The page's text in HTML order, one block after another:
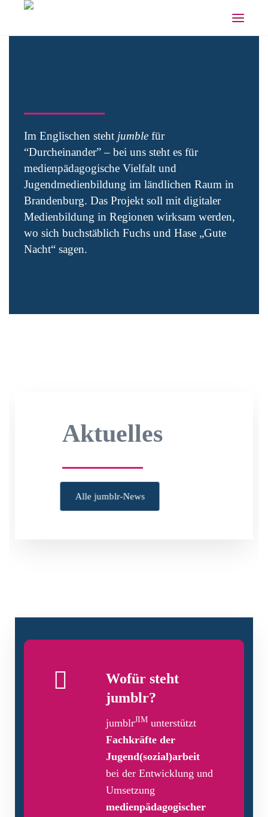
Im Englischen steht jumble für
“Durcheinander” – bei uns steht es für
medienpädagogische Vielfalt und
Jugendmedienbildung im ländlichen Raum in
Brandenburg. Das Projekt soll mit digitaler
Medienbildung in Regionen wirksam werden,
wo sich buchstäblich Fuchs und Hase „Gute
Nacht“ sagen.
Aktuelles
Alle jumblr-News
Wofür steht
jumblr?
jumblrJIM unterstützt
Fachkräfte der
Jugend(sozial)arbeit
bei der Entwicklung und
Umsetzung
medienpädagogischer